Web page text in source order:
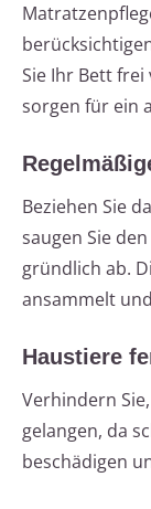
Sie Ihr Bett
sorgen für ein
Beziehen Sie
saugen Sie
gründlich ab.
ansammelt
Haustiere
Verhindern
gelangen, da
beschädigen